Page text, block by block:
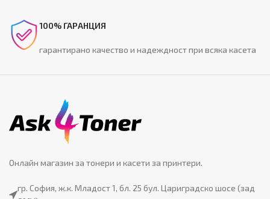
100% ГАРАНЦИЯ
гарантирано качество и надеждност при всяка касета
Онлайн магазин за тонери и касети за принтери.
гр. София, ж.к. Младост 1, бл. 25 бул. Цариградско шосе (зад